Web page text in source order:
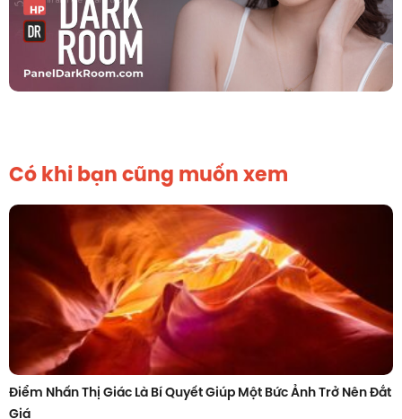
Có khi bạn cũng muốn xem
Điểm Nhấn Thị Giác Là Bí Quyết Giúp Một Bức Ảnh Trở Nên Đắt
Giá